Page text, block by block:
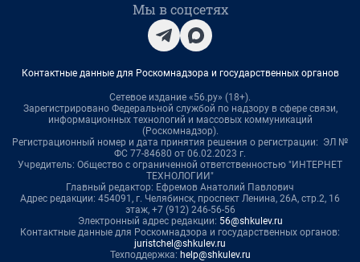
Мы в соцсетях
Контактные данные для Роскомнадзора и государственных органов
Сетевое издание «56.ру» (18+).
Зарегистрировано Федеральной службой по надзору в сфере связи,
информационных технологий и массовых коммуникаций
(Роскомнадзор).
Регистрационный номер и дата принятия решения о регистрации: ЭЛ №
ФС 77-84680 от 06.02.2023 г.
Учредитель: Общество с ограниченной ответственностью "ИНТЕРНЕТ
ТЕХНОЛОГИИ"
Главный редактор: Ефремов Анатолий Павлович
Адрес редакции: 454091, г. Челябинск, проспект Ленина, 26А, стр.2, 16
этаж, +7 (912) 246-56-56
Электронный адрес редакции: 56@shkulev.ru
Контактные данные для Роскомнадзора и государственных органов:
juristchel@shkulev.ru
Техподдержка: help@shkulev.ru